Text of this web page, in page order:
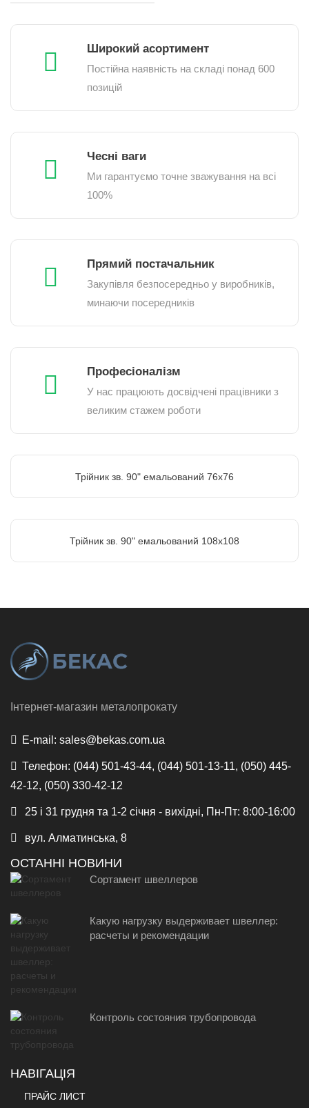
Широкий асортимент
Постійна наявність на складі понад 600
позицій
Чесні ваги
Ми гарантуємо точне зважування на всі
100%
Прямий постачальник
Закупівля безпосередньо у виробників,
минаючи посередників
Професіоналізм
У нас працюють досвідчені працівники з
великим стажем роботи
Трійник зв. 90" емальований 76х76
Трійник зв. 90" емальований 108х108
Інтернет-магазин металопрокату
E-mail: sales@bekas.com.ua
Телефон: (044) 501-43-44, (044) 501-13-11, (050) 445-
42-12, (050) 330-42-12
25 і 31 грудня та 1-2 січня - вихідні, Пн-Пт: 8:00-16:00
вул. Алматинська, 8
ОСТАННІ НОВИНИ
Сортамент швеллеров
Какую нагрузку выдерживает швеллер:
расчеты и рекомендации
Контроль состояния трубопровода
НАВІГАЦІЯ
ПРАЙС ЛИСТ